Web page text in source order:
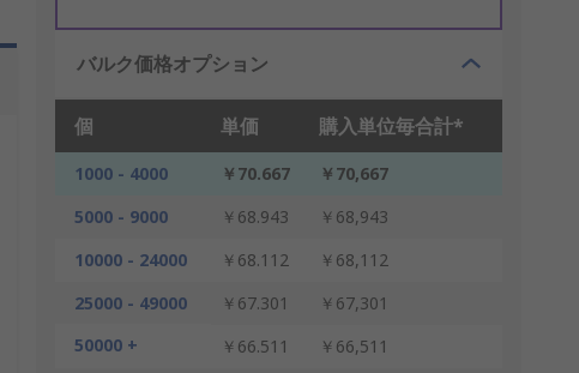
バルク価格オプション
個 単価 購入単位毎合計*
1000 - 4000 ￥70.667
￥70,667
5000 - 9000
￥68.943
￥68,943
10000 - 24000
￥68.112
￥68,112
25000 - 49000
￥67.301
￥67,301
50000 +
￥66.511 ￥66,511